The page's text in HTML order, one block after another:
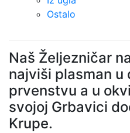
Ostalo
Naš Željezničar
najviši plasman u
prvenstvu a u
svojoj Grbavici
Krupe.